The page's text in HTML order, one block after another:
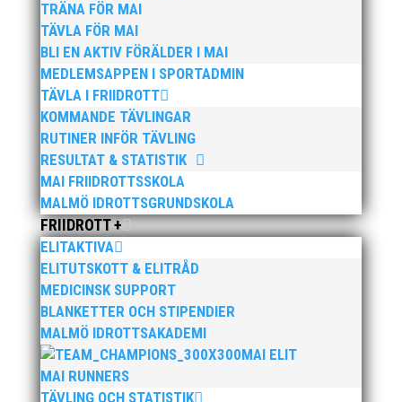
TRÄNA FÖR MAI
TÄVLA FÖR MAI
BLI EN AKTIV FÖRÄLDER I MAI
MEDLEMSAPPEN I SPORTADMIN
TÄVLA I FRIIDROTT
KOMMANDE TÄVLINGAR
RUTINER INFÖR TÄVLING
RESULTAT & STATISTIK
MAI FRIIDROTTSSKOLA
MALMÖ IDROTTSGRUNDSKOLA
FRIIDROTT +
ELITAKTIVA
ELITUTSKOTT & ELITRÅD
MEDICINSK SUPPORT
BLANKETTER OCH STIPENDIER
MALMÖ IDROTTSAKADEMI
MAI ELIT
MAI RUNNERS
TÄVLING OCH STATISTIK
Publicerat tidigare
Bilder från Stafett-SM 2026. Foto: Thomas
Leandersson Fler bilder från MAI:s Årsmöte 2026